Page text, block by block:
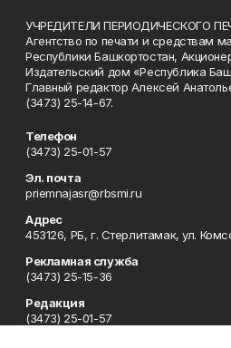
УЧРЕДИТЕЛИ ПЕРИОДИЧЕСКОГО
Агентство по печати и средствам
Республики Башкортостан,
Издательский дом «Республика
Главный редактор Алексей
(3473) 25-14-67.
Телефон
(3473) 25-01-57
Эл. почта
priemnajasr@rbsmi.ru
Адрес
453126, РБ, г. Стерлитамак, ул.
Рекламная служба
(3473) 25-15-36
Редакция
(3473) 25-01-57